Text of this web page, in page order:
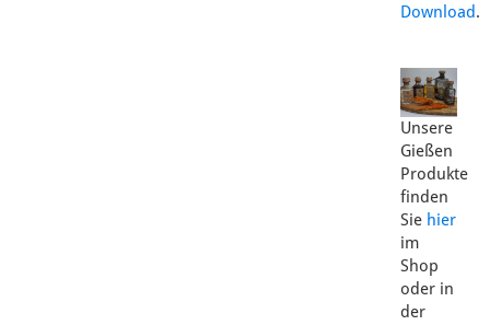
Download.
Unsere
Gießen
Produkte
finden
Sie hier
im
Shop
oder in
der